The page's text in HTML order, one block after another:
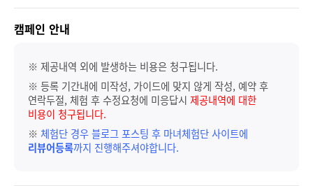
캠페인 안내
※ 제공내역 외에 발생하는 비용은 청구됩니다.
※ 등록 기간내에 미작성, 가이드에 맞지 않게 작성, 예약 후
연락두절, 체험 후 수정요청에 미응답시 제공내역에 대한
비용이 청구됩니다.
※ 체험단 경우 블로그 포스팅 후 마녀체험단 사이트에
리뷰어등록까지 진행해주셔야합니다.